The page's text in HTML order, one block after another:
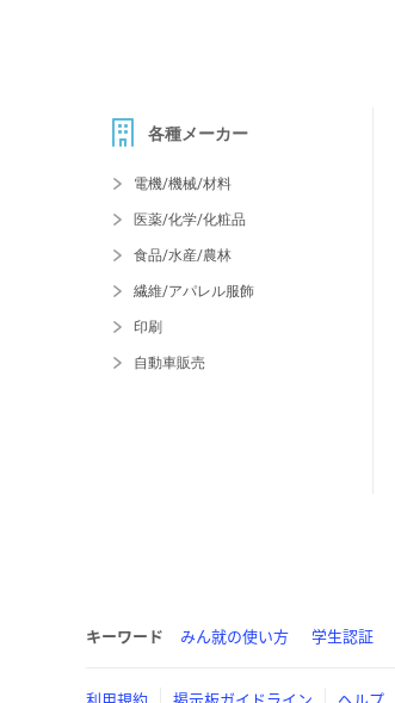
各種メーカー
電機/機械/材料
医薬/化学/化粧品
食品/水産/農林
繊維/アパレル服飾
印刷
自動車販売
キーワード みん就の使い方 学生認証